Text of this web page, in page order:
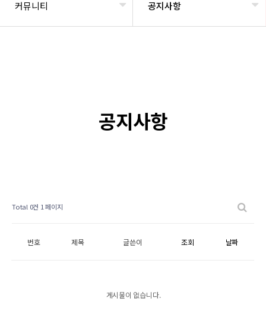
커뮤니티 공지사항
공지사항
Total 0건 1 페이지
번호 제목 글쓴이 조회 날짜
게시물이 없습니다.